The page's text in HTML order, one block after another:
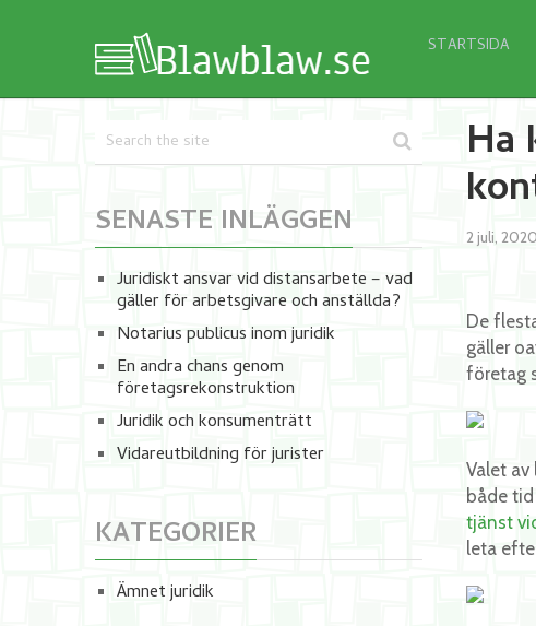
STARTSIDA
Ha
2 juli, 2020
De
gäller
företag
Valet
både
tjänst
leta
SENASTE INLÄGGEN
Juridiskt ansvar vid distansarbete – vad
gäller för arbetsgivare och anställda?
Notarius publicus inom juridik
En andra chans genom
företagsrekonstruktion
Juridik och konsumenträtt
Vidareutbildning för jurister
KATEGORIER
Ämnet juridik